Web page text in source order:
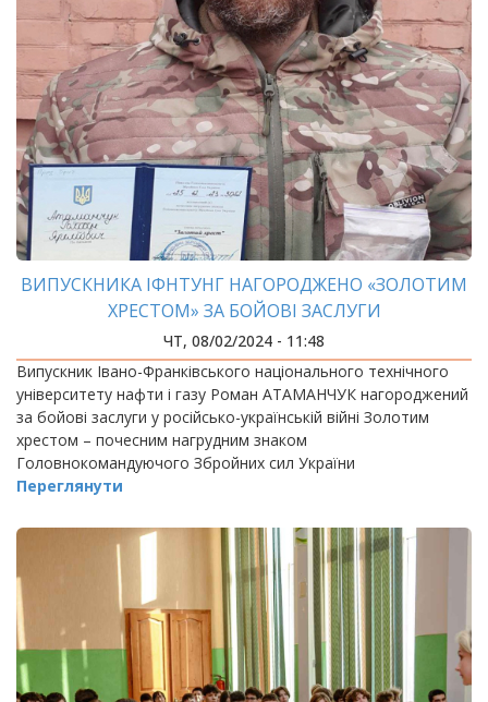
ВИПУСКНИКА ІФНТУНГ НАГОРОДЖЕНО «ЗОЛОТИМ
ХРЕСТОМ» ЗА БОЙОВІ ЗАСЛУГИ
ЧТ, 08/02/2024 - 11:48
Випускник Івано-Франківського національного технічного
університету нафти і газу Роман АТАМАНЧУК нагороджений
за бойові заслуги у російсько-українській війні Золотим
хрестом – почесним нагрудним знаком
Головнокомандуючого Збройних сил України
Переглянути